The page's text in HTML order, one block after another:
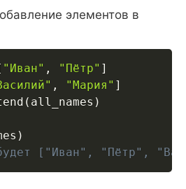
элементов в
[ "Иван" , "Пётр" ]
, "Мария" ]
( all_names )
)
будет ["Иван", "Пётр",